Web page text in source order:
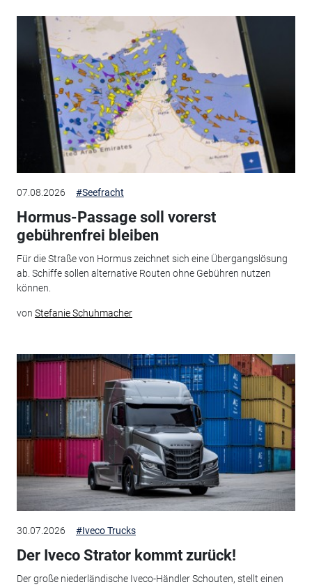
07.08.2026 #Seefracht
Hormus-Passage soll vorerst
gebührenfrei bleiben
Für die Straße von Hormus zeichnet sich eine Übergangslösung
ab. Schiffe sollen alternative Routen ohne Gebühren nutzen
können.
von Stefanie Schuhmacher
30.07.2026 #Iveco Trucks
Der Iveco Strator kommt zurück!
Der große niederländische Iveco-Händler Schouten, stellt einen